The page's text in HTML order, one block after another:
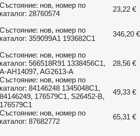
Състояние: нов, номер по
каталог: 28760574
23,22 €
Състояние: нов, номер по
каталог: 359099A1 193682C1
346,20 €
Състояние: нов, номер по
каталог: 566518R91 1338456C1,
A-AH14097, AG2613-A
28,56 €
Състояние: нов, номер по
каталог: 84146248 1345048C1,
84146249, 176579C1, S26452-B,
176579C1
49,33 €
Състояние: нов, номер по
каталог: 87682772
65,31 €